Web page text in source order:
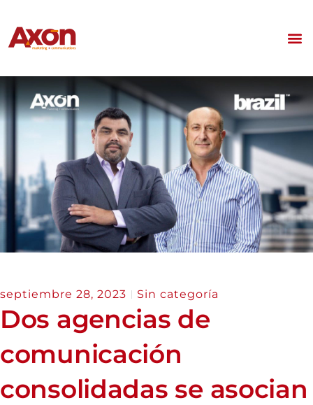
septiembre 28, 2023 Sin categoría
Dos agencias de
comunicación
consolidadas se asocian